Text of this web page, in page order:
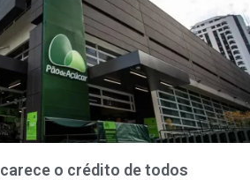
o crédito de todos